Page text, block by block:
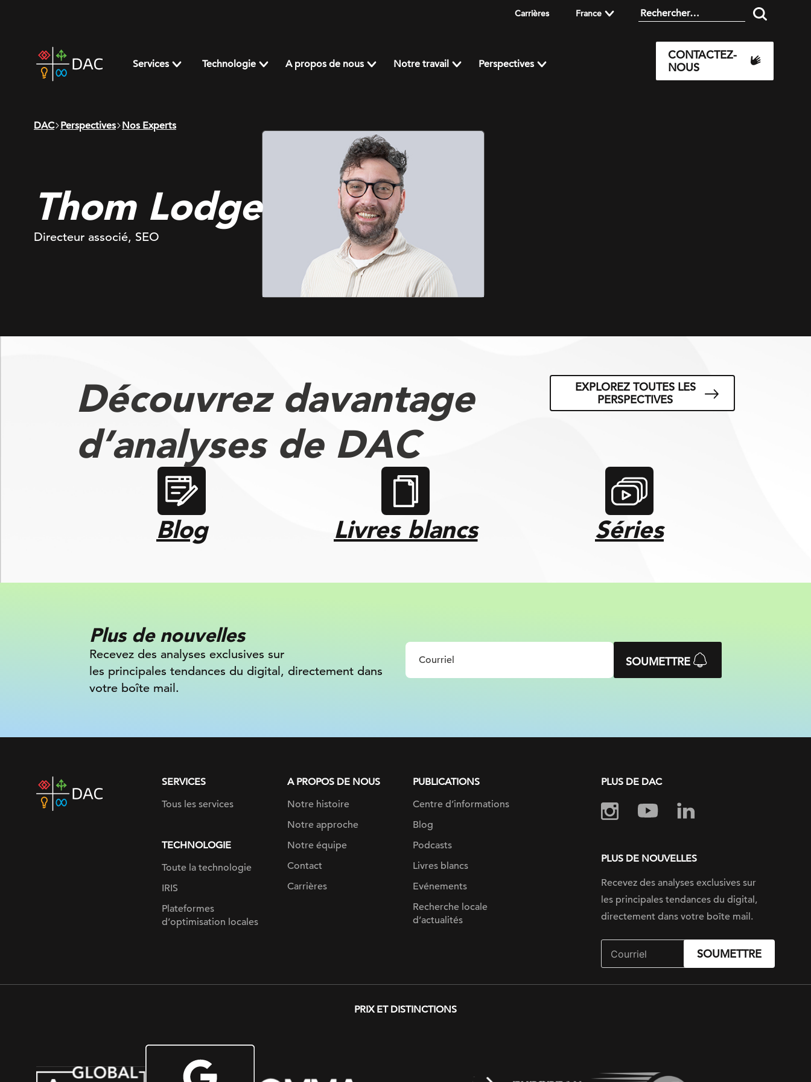
Carrières France
home
page
Services Technologie A propos de nous Notre travail Perspectives
CONTACTEZ-
NOUS
DAC Perspectives Nos Experts
Thom Lodge
Directeur associé, SEO
Découvrez davantage
d’analyses de DAC
EXPLOREZ TOUTES LES
PERSPECTIVES
Blog Livres blancs Séries
Plus de nouvelles
Recevez des analyses exclusives sur
les principales tendances du digital, directement dans
votre boîte mail.
SOUMETTRE
DAC
home
SERVICES
Tous les services
TECHNOLOGIE
Toute la technologie
IRIS
Plateformes
d’optimisation locales
A PROPOS DE NOUS
Notre histoire
Notre approche
Notre équipe
Contact
Carrières
PUBLICATIONS
Centre d’informations
Blog
Podcasts
Livres blancs
Evénements
Recherche locale
d’actualités
PLUS DE DAC
PLUS DE NOUVELLES
Recevez des analyses exclusives sur
les principales tendances du digital,
directement dans votre boîte mail.
SOUMETTRE
PRIX ​​ET DISTINCTIONS